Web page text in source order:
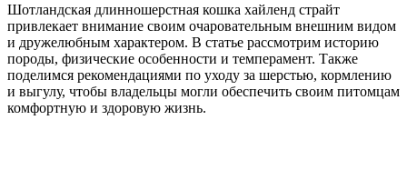
Шотландская длинношерстная кошка хайленд страйт
привлекает внимание своим очаровательным внешним видом
и дружелюбным характером. В статье рассмотрим историю
породы, физические особенности и темперамент. Также
поделимся рекомендациями по уходу за шерстью, кормлению
и выгулу, чтобы владельцы могли обеспечить своим питомцам
комфортную и здоровую жизнь.